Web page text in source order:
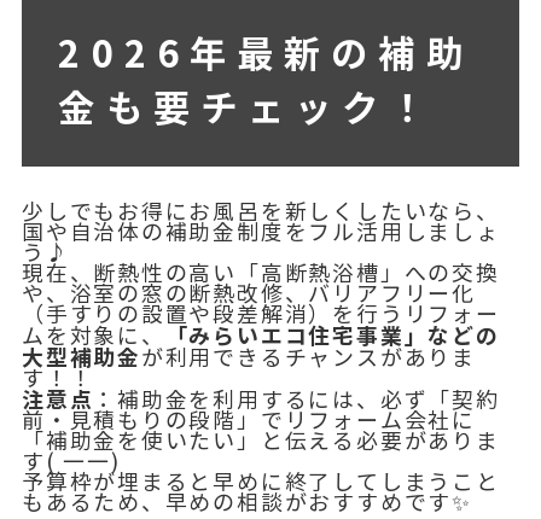
2026年最新の補助
金も要チェック！
少しでもお得にお風呂を新しくしたいなら、
国や自治体の補助金制度をフル活用しましょ
う♪
現在、断熱性の高い「高断熱浴槽」への交換
や、浴室の窓の断熱改修、バリアフリー化
（手すりの設置や段差解消）を行うリフォー
ムを対象に、
「みらいエコ住宅事業」などの
大型補助金が利用できるチャンスがありま
す！！
注意点 ：補助金を利用するには、必ず「契約
前・見積もりの段階」でリフォーム会社に
「補助金を使いたい」と伝える必要がありま
す( 一一)
予算枠が埋まると早めに終了してしまうこと
もあるため、早めの相談がおすすめです✨